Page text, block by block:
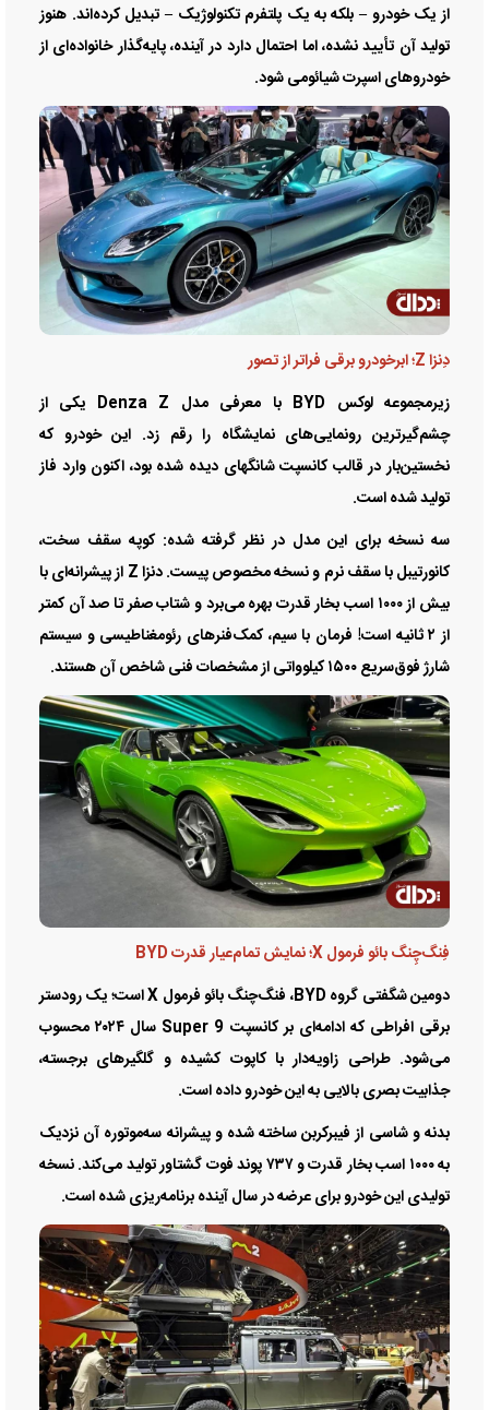
از یک خودرو – بلکه به یک پلتفرم تکنولوژیک – تبدیل کرده‌اند. هنوز
تولید آن تأیید نشده، اما احتمال دارد در آینده، پایه‌گذار خانواده‌ای از
خودرو‌های اسپرت شیائومی شود.
دِنزا Z؛ ابرخودرو برقی فراتر از تصور
زیرمجموعه لوکس BYD با معرفی مدل Denza Z یکی از
چشم‌گیرترین رونمایی‌های نمایشگاه را رقم زد. این خودرو که
نخستین‌بار در قالب کانسپت شانگهای دیده شده بود، اکنون وارد فاز
تولید شده است.
سه نسخه برای این مدل در نظر گرفته شده: کوپه سقف سخت،
کانورتیبل با سقف نرم و نسخه مخصوص پیست. دنزا Z از پیشرانه‌ای با
بیش از ۱۰۰۰ اسب بخار قدرت بهره می‌برد و شتاب صفر تا صد آن کمتر
از ۲ ثانیه است! فرمان با سیم، کمک‌فنر‌های رئومغناطیسی و سیستم
شارژ فوق‌سریع ۱۵۰۰ کیلوواتی از مشخصات فنی شاخص آن هستند.
فِنگ‌چِنگ بائو فرمول X؛ نمایش تمام‌عیار قدرت BYD
دومین شگفتی گروه BYD، فنگ‌چنگ بائو فرمول X است؛ یک رودستر
برقی افراطی که ادامه‌ای بر کانسپت Super 9 سال ۲۰۲۴ محسوب
می‌شود. طراحی زاویه‌دار با کاپوت کشیده و گلگیر‌های برجسته،
جذابیت بصری بالایی به این خودرو داده است.
بدنه و شاسی از فیبرکربن ساخته شده و پیشرانه سه‌موتوره آن نزدیک
به ۱۰۰۰ اسب بخار قدرت و ۷۳۷ پوند فوت گشتاور تولید می‌کند. نسخه
تولیدی این خودرو برای عرضه در سال آینده برنامه‌ریزی شده است.